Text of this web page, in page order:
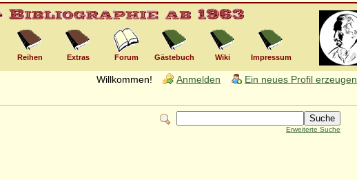
Reihen Extras Forum Gästebuch Wiki Impressum
Willkommen! Anmelden
Ein neues Profil erzeugen
Erweiterte Suche